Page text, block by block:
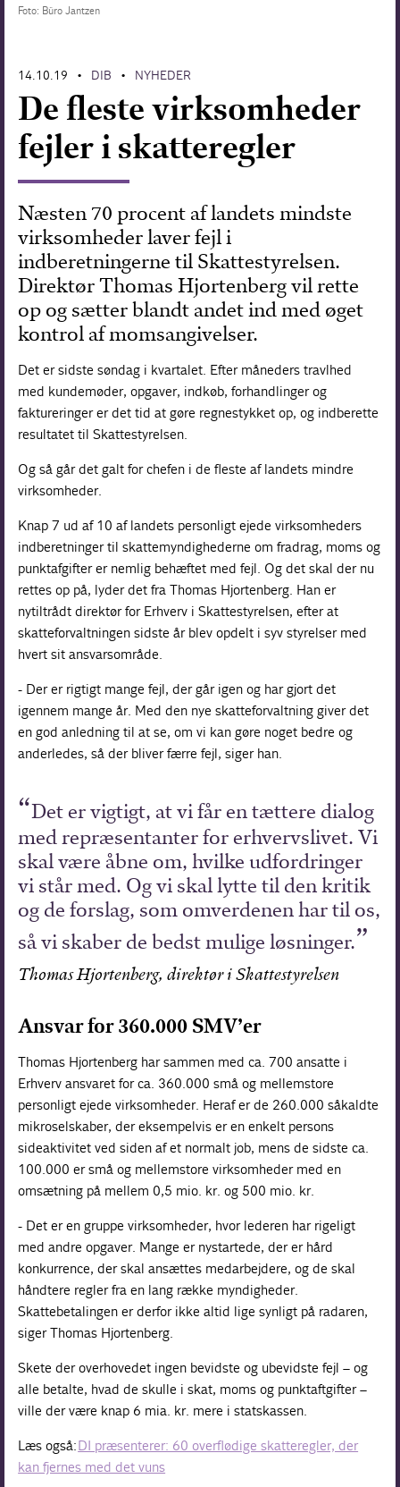
Foto: Büro Jantzen
14.10.19 • DIB • NYHEDER
De fleste virksomheder
fejler i skatteregler
Næsten 70 procent af landets mindste
virksomheder laver fejl i
indberetningerne til Skattestyrelsen.
Direktør Thomas Hjortenberg vil rette
op og sætter blandt andet ind med øget
kontrol af momsangivelser.
Det er sidste søndag i kvartalet. Efter måneders travlhed
med kundemøder, opgaver, indkøb, forhandlinger og
faktureringer er det tid at gøre regnestykket op, og indberette
resultatet til Skattestyrelsen.
Og så går det galt for chefen i de fleste af landets mindre
virksomheder.
Knap 7 ud af 10 af landets personligt ejede virksomheders
indberetninger til skattemyndighederne om fradrag, moms og
punktafgifter er nemlig behæftet med fejl. Og det skal der nu
rettes op på, lyder det fra Thomas Hjortenberg. Han er
nytiltrådt direktør for Erhverv i Skattestyrelsen, efter at
skatteforvaltningen sidste år blev opdelt i syv styrelser med
hvert sit ansvarsområde.
- Der er rigtigt mange fejl, der går igen og har gjort det
igennem mange år. Med den nye skatteforvaltning giver det
en god anledning til at se, om vi kan gøre noget bedre og
anderledes, så der bliver færre fejl, siger han.
Det er vigtigt, at vi får en tættere dialog
med repræsentanter for erhvervslivet. Vi
skal være åbne om, hvilke udfordringer
vi står med. Og vi skal lytte til den kritik
og de forslag, som omverdenen har til os,
så vi skaber de bedst mulige løsninger.
Thomas Hjortenberg, direktør i Skattestyrelsen
Ansvar for 360.000 SMV’er
Thomas Hjortenberg har sammen med ca. 700 ansatte i
Erhverv ansvaret for ca. 360.000 små og mellemstore
personligt ejede virksomheder. Heraf er de 260.000 såkaldte
mikroselskaber, der eksempelvis er en enkelt persons
sideaktivitet ved siden af et normalt job, mens de sidste ca.
100.000 er små og mellemstore virksomheder med en
omsætning på mellem 0,5 mio. kr. og 500 mio. kr.
- Det er en gruppe virksomheder, hvor lederen har rigeligt
med andre opgaver. Mange er nystartede, der er hård
konkurrence, der skal ansættes medarbejdere, og de skal
håndtere regler fra en lang række myndigheder.
Skattebetalingen er derfor ikke altid lige synligt på radaren,
siger Thomas Hjortenberg.
Skete der overhovedet ingen bevidste og ubevidste fejl – og
alle betalte, hvad de skulle i skat, moms og punktaftgifter –
ville der være knap 6 mia. kr. mere i statskassen.
Læs også:DI præsenterer: 60 overflødige skatteregler, der
kan fjernes med det vuns